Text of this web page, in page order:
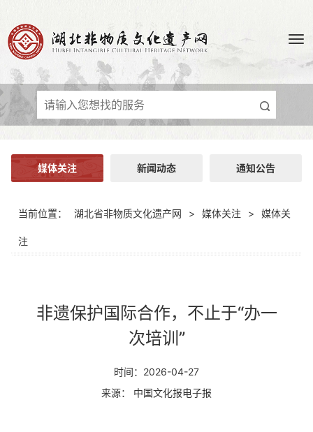
媒体关注 新闻动态 通知公告
当前位置： 湖北省非物质文化遗产网 > 媒体关注 > 媒体关
注
非遗保护国际合作，不止于“办一
次培训”
时间：2026-04-27
来源： 中国文化报电子报